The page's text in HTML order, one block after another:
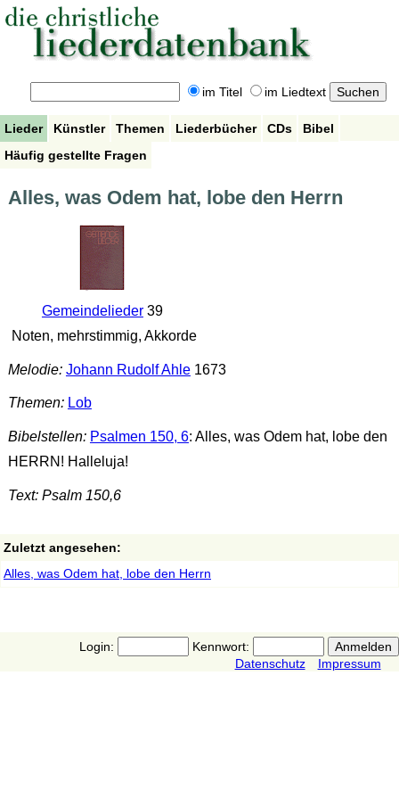
im Titel im Liedtext
Lieder Künstler Themen Liederbücher CDs
Bibel
Häufig gestellte Fragen
Alles, was Odem hat, lobe den Herrn
Gemeindelieder39
Noten, mehrstimmig, Akkorde
Melodie: Johann Rudolf Ahle1673
Themen: Lob
Bibelstellen: Psalmen 150, 6: Alles, was Odem hat, lobe den
HERRN! Halleluja!
Text: Psalm 150,6
Zuletzt angesehen:
Alles, was Odem hat, lobe den Herrn
Login:
Kennwort:
Datenschutz
Impressum